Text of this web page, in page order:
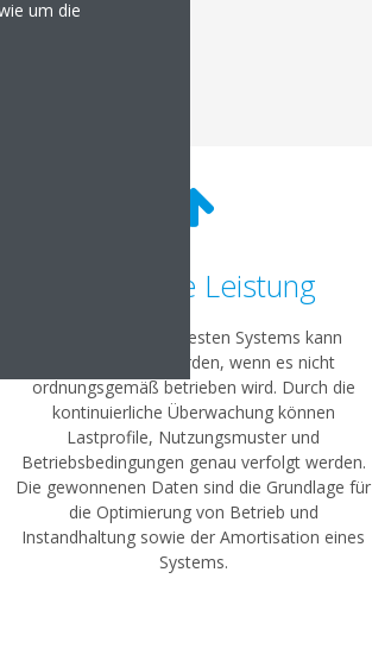
Sie bringt.
Maximale Leistung
Die Leistung des besten Systems kann
beeinträchtigt werden, wenn es nicht
ordnungsgemäß betrieben wird. Durch die
kontinuierliche Überwachung können
Lastprofile, Nutzungsmuster und
Betriebsbedingungen genau verfolgt werden.
Die gewonnenen Daten sind die Grundlage für
die Optimierung von Betrieb und
Instandhaltung sowie der Amortisation eines
Systems.
um die